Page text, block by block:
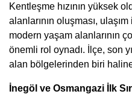
Kentleşme hızının yüksek
alanlarının oluşması,
modern yaşam alanlarının
önemli rol oynadı. İlçe, son
alan bölgelerinden biri
İnegöl ve Osmangazi İlk